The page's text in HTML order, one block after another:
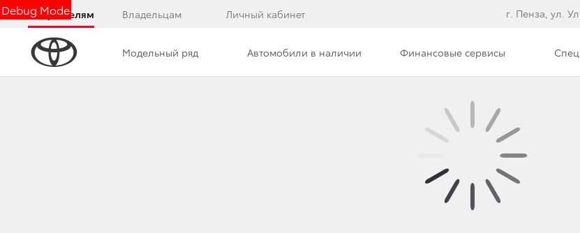
Debug Mode
Покупателям Владельцам Личный кабинет г. Пенза, ул.
Модельный ряд Автомобили в наличии Финансовые сервисы
УВЕРЕННЫЕ ПОЗИЦИИ НА РЫНКЕ И
В КЛЮЧЕВЫХ СЕГМЕНТАХ: TOYOTA